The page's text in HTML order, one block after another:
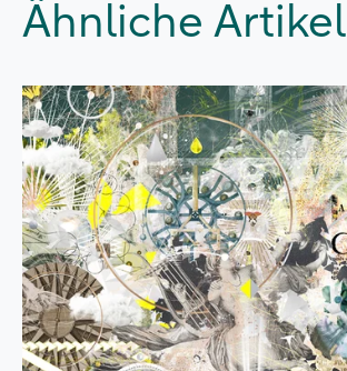
Ähnliche Artikel